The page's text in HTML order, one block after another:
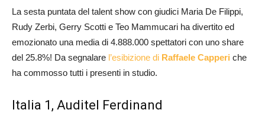
La sesta puntata del talent show con giudici Maria De Filippi,
Rudy Zerbi, Gerry Scotti e Teo Mammucari ha divertito ed
emozionato una media di 4.888.000 spettatori con uno share
del 25.8%! Da segnalare l’esibizione di Raffaele Capperi che
ha commosso tutti i presenti in studio.
Italia 1, Auditel Ferdinand